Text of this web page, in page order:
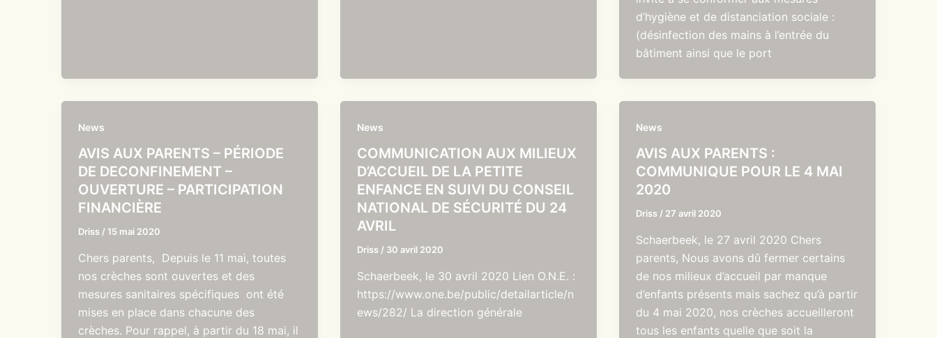
d’hygiène et de distanciation sociale :
(désinfection des mains à l’entrée du
bâtiment ainsi que le port
News
AVIS AUX PARENTS – PÉRIODE
DE DECONFINEMENT –
OUVERTURE – PARTICIPATION
FINANCIÈRE
Driss / 15 mai 2020
Chers parents, Depuis le 11 mai, toutes
nos crèches sont ouvertes et des
mesures sanitaires spécifiques ont été
mises en place dans chacune des
crèches. Pour rappel, à partir du 18 mai, il
News
COMMUNICATION AUX MILIEUX
D’ACCUEIL DE LA PETITE
ENFANCE EN SUIVI DU CONSEIL
NATIONAL DE SÉCURITÉ DU 24
AVRIL
Driss / 30 avril 2020
Schaerbeek, le 30 avril 2020 Lien O.N.E. :
https://www.one.be/public/detailarticle/n
ews/282/ La direction générale
News
AVIS AUX PARENTS :
COMMUNIQUE POUR LE 4 MAI
2020
Driss / 27 avril 2020
Schaerbeek, le 27 avril 2020 Chers
parents, Nous avons dû fermer certains
de nos milieux d’accueil par manque
d’enfants présents mais sachez qu’à partir
du 4 mai 2020, nos crèches accueilleront
tous les enfants quelle que soit la